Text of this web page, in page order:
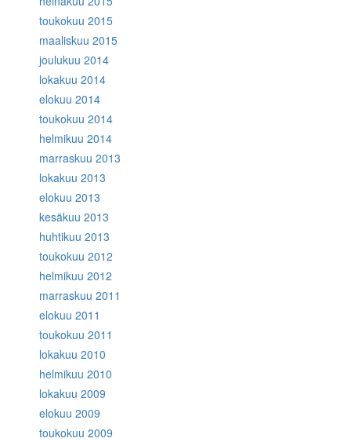
toukokuu 2015
maaliskuu 2015
joulukuu 2014
lokakuu 2014
elokuu 2014
toukokuu 2014
helmikuu 2014
marraskuu 2013
lokakuu 2013
elokuu 2013
kesäkuu 2013
huhtikuu 2013
toukokuu 2012
helmikuu 2012
marraskuu 2011
elokuu 2011
toukokuu 2011
lokakuu 2010
helmikuu 2010
lokakuu 2009
elokuu 2009
toukokuu 2009